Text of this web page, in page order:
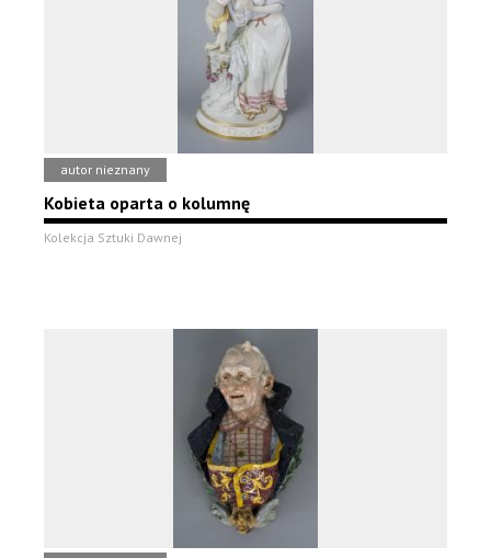
autor nieznany
Kobieta oparta o kolumnę
Kolekcja Sztuki Dawnej